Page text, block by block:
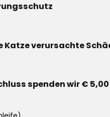
Katze verursachte
spenden wir €